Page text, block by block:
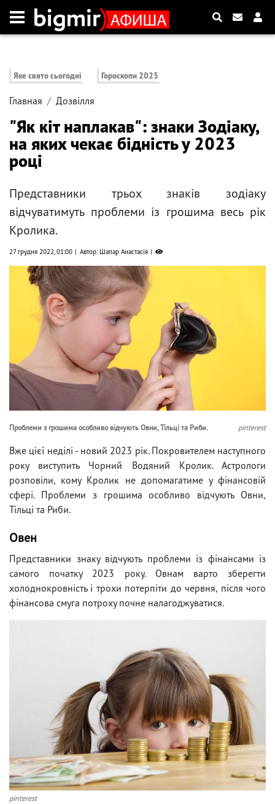
Яке свято сьогодні Гороскопи 2025
Главная Дозвілля
"Як кіт наплакав": знаки Зодіаку,
на яких чекає бідність у 2023
році
Представники трьох знаків зодіаку
відчуватимуть проблеми із грошима весь рік
Кролика.
27 грудня 2022, 01:00 Автор: Шапар Анастасія
Проблеми з грошима особливо відчують Овни, Тільці та Риби. pinterest
Вже цієї неділі - новий 2023 рік. Покровителем наступного
року виступить Чорний Водяний Кролик. Астрологи
розповіли, кому Кролик не допомагатиме у фінансовій
сфері. Проблеми з грошима особливо відчують Овни,
Тільці та Риби.
Овен
Представники знаку відчують проблеми із фінансами із
самого початку 2023 року. Овнам варто зберегти
холоднокровність і трохи потерпіти до червня, після чого
фінансова смуга потроху почне налагоджуватися.
pinterest